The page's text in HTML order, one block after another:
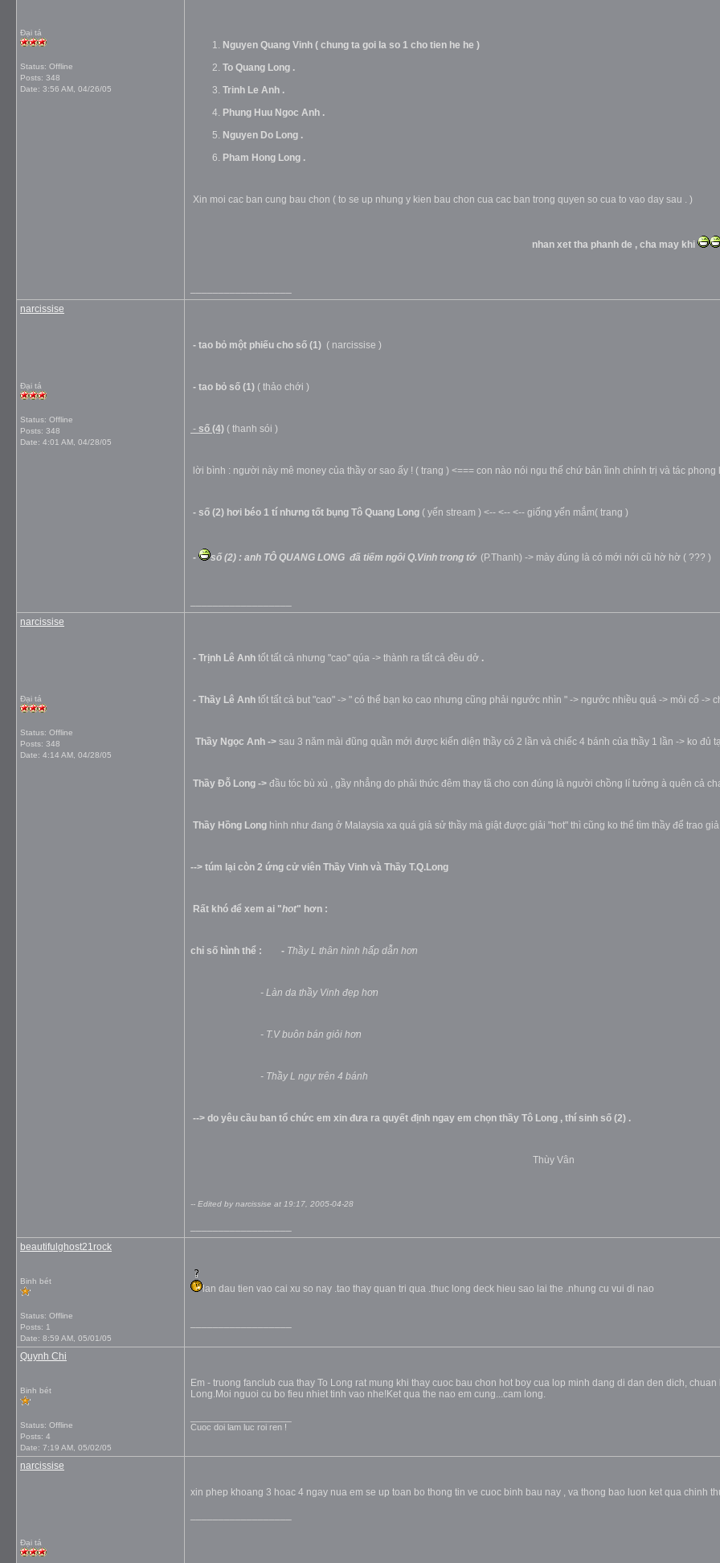
Đại tá
Status: Offline
Posts: 348
Date: 3:56 AM, 04/26/05
Nguyen Quang Vinh ( chung ta goi la so 1 cho tien he he )
To Quang Long .
Trinh Le Anh .
Phung Huu Ngoc Anh .
Nguyen Do Long .
Pham Hong Long .
Xin moi cac ban cung bau chon ( to se up nhung y kien bau chon cua cac ban trong quyen so cua to vao day sau . )
nhan xet tha phanh de , cha may khi
narcissise
Đại tá
Status: Offline
Posts: 348
Date: 4:01 AM, 04/28/05
- tao bỏ một phiếu cho số (1) ( narcissise )
- tao bỏ số (1) ( thảo chới )
- số (4) ( thanh sói )
lời bình : người này mê money của thầy or sao ấy ! ( trang ) <=== con nào nói ngu thế chứ bản ĩinh chính trị và tác phong
- số (2) hơi béo 1 tí nhưng tốt bụng Tô Quang Long ( yến stream ) <-- <-- <-- giống yến mắm( trang )
- số (2) : anh TÔ QUANG LONG đã tiếm ngôi Q.Vinh trong tớ(P.Thanh) -> mày đúng là có mới nới cũ hờ hờ ( ??? )
narcissise
Đại tá
Status: Offline
Posts: 348
Date: 4:14 AM, 04/28/05
- Trịnh Lê Anh tốt tất cả nhưng "cao" qúa -> thành ra tất cả đều dở .
- Thầy Lê Anh tốt tất cả but "cao" -> " có thể bạn ko cao nhưng cũng phải ngước nhìn " -> ngước nhiều quá -> mỏi cổ ->
Thầy Ngọc Anh -> sau 3 năm mài đũng quần mới được kiến diện thầy có 2 lần và chiếc 4 bánh của thầy 1 lần -> ko đủ
Thầy Đỗ Long -> đầu tóc bù xù , gầy nhẳng do phải thức đêm thay tã cho con đúng là người chồng lí tưởng à quên cả
Thầy Hồng Long hình như đang ở Malaysia xa quá giả sử thầy mà giật được giải "hot" thì cũng ko thể tìm thầy để trao
--> túm lại còn 2 ứng cử viên Thầy Vinh và Thầy T.Q.Long
Rất khó để xem ai "hot" hơn :
chỉ số hình thể : - Thầy L thân hình hấp dẫn hơn
- Làn da thầy Vinh đẹp hơn
- T.V buôn bán giỏi hơn
- Thầy L ngự trên 4 bánh
--> do yêu cầu ban tổ chức em xin đưa ra quyết định ngay em chọn thầy Tô Long ,
Thùy Vân
-- Edited by narcissise at 19:17, 2005-04-28
beautifulghost21rock
Binh bét
Status: Offline
Posts: 1
Date: 8:59 AM, 05/01/05
lan dau tien vao cai xu so nay .tao thay quan tri qua .thuc long deck hieu sao lai the .nhung cu vui di nao
Quynh Chi
Binh bét
Status: Offline
Posts: 4
Date: 7:19 AM, 05/02/05
Em - truong fanclub cua thay To Long rat mung khi thay cuoc bau chon hot boy cua lop minh dang di dan den dich,
Long.Moi nguoi cu bo fieu nhiet tinh vao nhe!Ket qua the nao em cung...cam long.
Cuoc doi lam luc roi ren !
narcissise
Đại tá
xin phep khoang 3 hoac 4 ngay nua em se up toan bo thong tin ve cuoc binh bau nay , va thong bao luon ket qua chinh